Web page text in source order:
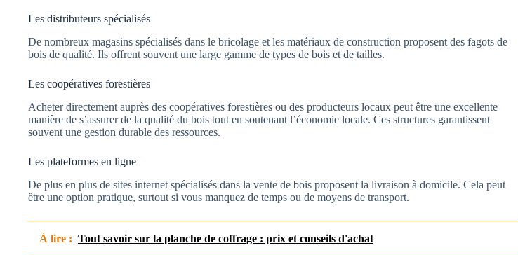
Les distributeurs spécialisés
De nombreux magasins spécialisés dans le bricolage et les matériaux de construction proposent des fagots de
bois de qualité. Ils offrent souvent une large gamme de types de bois et de tailles.
Les coopératives forestières
Acheter directement auprès des coopératives forestières ou des producteurs locaux peut être une excellente
manière de s’assurer de la qualité du bois tout en soutenant l’économie locale. Ces structures garantissent
souvent une gestion durable des ressources.
Les plateformes en ligne
De plus en plus de sites internet spécialisés dans la vente de bois proposent la livraison à domicile. Cela peut
être une option pratique, surtout si vous manquez de temps ou de moyens de transport.
À lire : Tout savoir sur la planche de coffrage : prix et conseils d'achat